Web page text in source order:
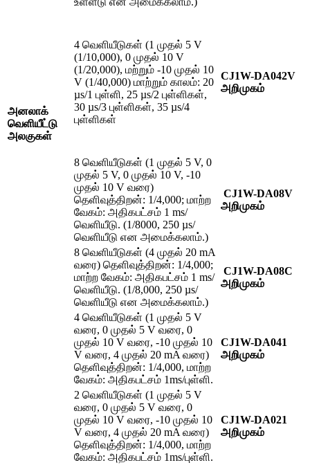
அனலாக்
வெளியீட்டு
அலகுகள்
4 வெளியீடுகள் (1 முதல் 5 V
(1/10,000), 0 முதல் 10 V
(1/20,000), மற்றும் -10 முதல் 10
V (1/40,000) மாற்றும் காலம்: 20
µs/1 புள்ளி, 25 µs/2 புள்ளிகள்,
30 µs/3 புள்ளிகள், 35 µs/4
புள்ளிகள்
CJ1W-DA042V
அறிமுகம்
8 வெளியீடுகள் (1 முதல் 5 V, 0
முதல் 5 V, 0 முதல் 10 V, -10
முதல் 10 V வரை)
தெளிவுத்திறன்: 1/4,000; மாற்ற
வேகம்: அதிகபட்சம் 1 ms/
வெளியீடு. (1/8000, 250 µs/
வெளியீடு என அமைக்கலாம்.)
CJ1W-DA08V
அறிமுகம்
8 வெளியீடுகள் (4 முதல் 20 mA
வரை) தெளிவுத்திறன்: 1/4,000;
மாற்ற வேகம்: அதிகபட்சம் 1 ms/
வெளியீடு. (1/8,000, 250 µs/
வெளியீடு என அமைக்கலாம்.)
CJ1W-DA08C
அறிமுகம்
4 வெளியீடுகள் (1 முதல் 5 V
வரை, 0 முதல் 5 V வரை, 0
முதல் 10 V வரை, -10 முதல் 10
V வரை, 4 முதல் 20 mA வரை)
தெளிவுத்திறன்: 1/4,000, மாற்ற
வேகம்: அதிகபட்சம் 1ms/புள்ளி.
CJ1W-DA041
அறிமுகம்
2 வெளியீடுகள் (1 முதல் 5 V
வரை, 0 முதல் 5 V வரை, 0
முதல் 10 V வரை, -10 முதல் 10
V வரை, 4 முதல் 20 mA வரை)
தெளிவுத்திறன்: 1/4,000, மாற்ற
வேகம்: அதிகபட்சம் 1ms/புள்ளி.
CJ1W-DA021
அறிமுகம்